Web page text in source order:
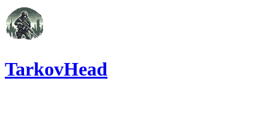
TarkovHead